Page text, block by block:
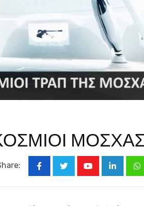
LinkedIn